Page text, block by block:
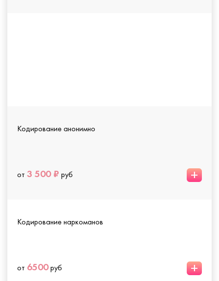
Кодирование анонимно
от 3 500 ₽ руб +
Кодирование наркоманов
от 6500руб +